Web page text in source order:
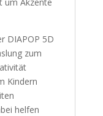
DIAPOP 5D
zum
Kindern
helfen